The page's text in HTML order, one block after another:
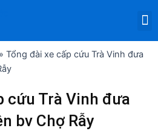
» Tổng đài xe cấp cứu Trà Vinh đưa
cứu Trà Vinh đưa
bv Chợ Rẫy